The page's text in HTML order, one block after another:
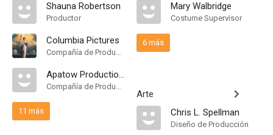
Shauna Robertson
Productor
Columbia Pictures
Compañía de Produccion
Apatow Productions
Compañía de Produccion
11 más
Mary Walbridge
Costume Supervisor
6 más
Arte
Chris L. Spellman
Diseño de Producción